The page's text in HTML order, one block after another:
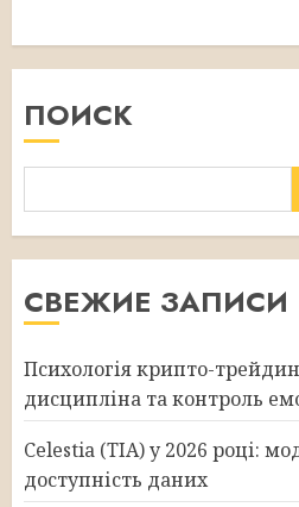
ПОИСК
СВЕЖИЕ ЗАПИСИ
Психологія крипто-
дисципліна та контроль
Celestia (TIA) у 2026 році:
доступність даних